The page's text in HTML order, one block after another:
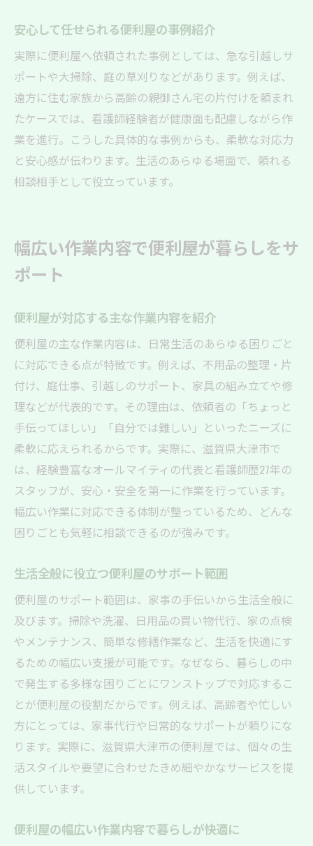
安心して任せられる便利屋の事例紹介
実際に便利屋へ依頼された事例としては、急な引越しサ
ポートや大掃除、庭の草刈りなどがあります。例えば、
遠方に住む家族から高齢の親御さん宅の片付けを頼まれ
たケースでは、看護師経験者が健康面も配慮しながら作
業を進行。こうした具体的な事例からも、柔軟な対応力
と安心感が伝わります。生活のあらゆる場面で、頼れる
相談相手として役立っています。
幅広い作業内容で便利屋が暮らしをサ
ポート
便利屋が対応する主な作業内容を紹介
便利屋の主な作業内容は、日常生活のあらゆる困りごと
に対応できる点が特徴です。例えば、不用品の整理・片
付け、庭仕事、引越しのサポート、家具の組み立てや修
理などが代表的です。その理由は、依頼者の「ちょっと
手伝ってほしい」「自分では難しい」といったニーズに
柔軟に応えられるからです。実際に、滋賀県大津市で
は、経験豊富なオールマイティの代表と看護師歴27年の
スタッフが、安心・安全を第一に作業を行っています。
幅広い作業に対応できる体制が整っているため、どんな
困りごとも気軽に相談できるのが強みです。
生活全般に役立つ便利屋のサポート範囲
便利屋のサポート範囲は、家事の手伝いから生活全般に
及びます。掃除や洗濯、日用品の買い物代行、家の点検
やメンテナンス、簡単な修繕作業など、生活を快適にす
るための幅広い支援が可能です。なぜなら、暮らしの中
で発生する多様な困りごとにワンストップで対応するこ
とが便利屋の役割だからです。例えば、高齢者や忙しい
方にとっては、家事代行や日常的なサポートが頼りにな
ります。実際に、滋賀県大津市の便利屋では、個々の生
活スタイルや要望に合わせたきめ細やかなサービスを提
供しています。
便利屋の幅広い作業内容で暮らしが快適に